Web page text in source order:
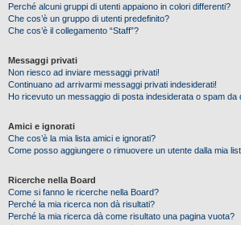
Perché alcuni gruppi di utenti appaiono in colori differenti?
Che cos’è un gruppo di utenti predefinito?
Che cos’è il collegamento “Staff”?
Messaggi privati
Non riesco ad inviare messaggi privati!
Continuano ad arrivarmi messaggi privati indesiderati!
Ho ricevuto un messaggio di posta indesiderata o spam da
Amici e ignorati
Che cos’è la mia lista amici e ignorati?
Come posso aggiungere o rimuovere un utente dalla mia
Ricerche nella Board
Come si fanno le ricerche nella Board?
Perché la mia ricerca non dà risultati?
Perché la mia ricerca dà come risultato una pagina vuota?